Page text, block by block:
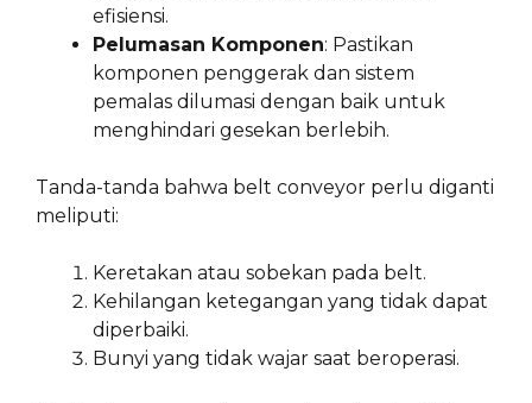
efisiensi.
Pelumasan Komponen: Pastikan
komponen penggerak dan sistem
pemalas dilumasi dengan baik untuk
menghindari gesekan berlebih.
Tanda-tanda bahwa belt conveyor perlu diganti
meliputi:
Keretakan atau sobekan pada belt.
Kehilangan ketegangan yang tidak dapat
diperbaiki.
Bunyi yang tidak wajar saat beroperasi.